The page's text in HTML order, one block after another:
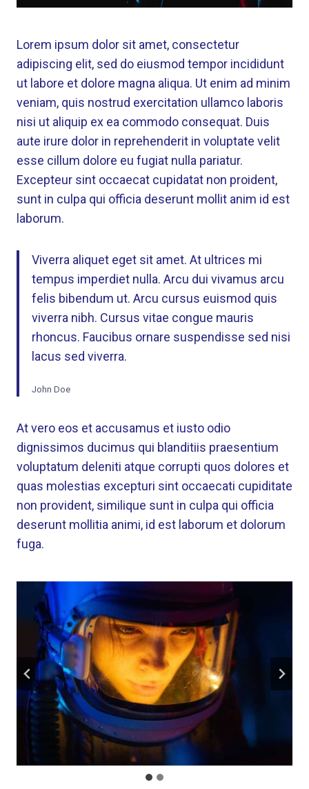
Lorem ipsum dolor sit amet, consectetur
adipiscing elit, sed do eiusmod tempor incididunt
ut labore et dolore magna aliqua. Ut enim ad minim
veniam, quis nostrud exercitation ullamco laboris
nisi ut aliquip ex ea commodo consequat. Duis
aute irure dolor in reprehenderit in voluptate velit
esse cillum dolore eu fugiat nulla pariatur.
Excepteur sint occaecat cupidatat non proident,
sunt in culpa qui officia deserunt mollit anim id est
laborum.
Viverra aliquet eget sit amet. At ultrices mi
tempus imperdiet nulla. Arcu dui vivamus arcu
felis bibendum ut. Arcu cursus euismod quis
viverra nibh. Cursus vitae congue mauris
rhoncus. Faucibus ornare suspendisse sed nisi
lacus sed viverra.
John Doe
At vero eos et accusamus et iusto odio
dignissimos ducimus qui blanditiis praesentium
voluptatum deleniti atque corrupti quos dolores et
quas molestias excepturi sint occaecati cupiditate
non provident, similique sunt in culpa qui officia
deserunt mollitia animi, id est laborum et dolorum
fuga.